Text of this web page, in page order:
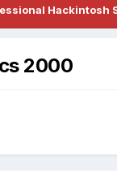
Hackintosh
2000